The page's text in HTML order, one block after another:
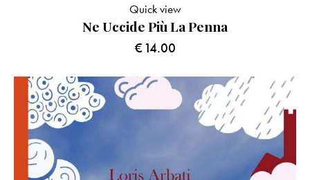
Ne Uccide Più La Penna
€14.00
Quick view